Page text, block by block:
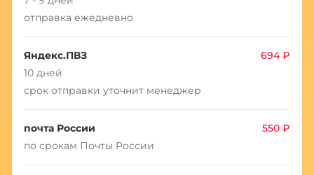
отправка ежедневно
Яндекс.ПВЗ
694 ₽
10 дней
срок отправки уточнит менеджер
почта России
550 ₽
по срокам Почты России